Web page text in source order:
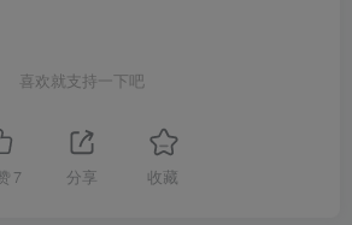
喜欢就支持一下吧
7 分享 收藏